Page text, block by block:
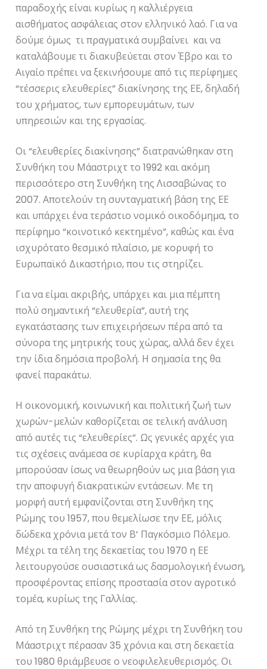
παραδοχής είναι κυρίως η καλλιέργεια
αισθήματος ασφάλειας στον ελληνικό λαό. Για να
δούμε όμως τι πραγματικά συμβαίνει και να
καταλάβουμε τι διακυβεύεται στον Έβρο και το
Αιγαίο πρέπει να ξεκινήσουμε από τις περίφημες
“τέσσερις ελευθερίες” διακίνησης της ΕΕ, δηλαδή
του χρήματος, των εμπορευμάτων, των
υπηρεσιών και της εργασίας.
Οι “ελευθερίες διακίνησης” διατρανώθηκαν στη
Συνθήκη του Μάαστριχτ το 1992 και ακόμη
περισσότερο στη Συνθήκη της Λισσαβώνας το
2007. Αποτελούν τη συνταγματική βάση της ΕΕ
και υπάρχει ένα τεράστιο νομικό οικοδόμημα, το
περίφημο “κοινοτικό κεκτημένο”, καθώς και ένα
ισχυρότατο θεσμικό πλαίσιο, με κορυφή το
Ευρωπαϊκό Δικαστήριο, που τις στηρίζει.
Για να είμαι ακριβής, υπάρχει και μια πέμπτη
πολύ σημαντική “ελευθερία”, αυτή της
εγκατάστασης των επιχειρήσεων πέρα από τα
σύνορα της μητρικής τους χώρας, αλλά δεν έχει
την ίδια δημόσια προβολή. Η σημασία της θα
φανεί παρακάτω.
Η οικονομική, κοινωνική και πολιτική ζωή των
χωρών-μελών καθορίζεται σε τελική ανάλυση
από αυτές τις “ελευθερίες”. Ως γενικές αρχές για
τις σχέσεις ανάμεσα σε κυρίαρχα κράτη, θα
μπορούσαν ίσως να θεωρηθούν ως μια βάση για
την αποφυγή διακρατικών εντάσεων. Με τη
μορφή αυτή εμφανίζονται στη Συνθήκη της
Ρώμης του 1957, που θεμελίωσε την ΕΕ, μόλις
δώδεκα χρόνια μετά τον Β’ Παγκόσμιο Πόλεμο.
Μέχρι τα τέλη της δεκαετίας του 1970 η ΕΕ
λειτουργούσε ουσιαστικά ως δασμολογική ένωση,
προσφέροντας επίσης προστασία στον αγροτικό
τομέα, κυρίως της Γαλλίας.
Από τη Συνθήκη της Ρώμης μέχρι τη Συνθήκη του
Μάαστριχτ πέρασαν 35 χρόνια και στη δεκαετία
του 1980 θριάμβευσε ο νεοφιλελευθερισμός. Οι